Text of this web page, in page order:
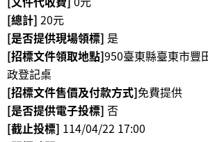
放
宣
告
隱
私
權
保
護
[總計] 20元
[是否提供現場領標] 是
[招標文件領取地點]950臺東縣臺東市豐
政登記桌
[招標文件售價及付款方式]免費提供
[是否提供電子投標] 否
[截止投標] 114/04/22 17:00